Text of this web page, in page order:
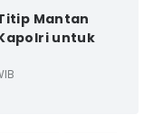
Mantan
untuk